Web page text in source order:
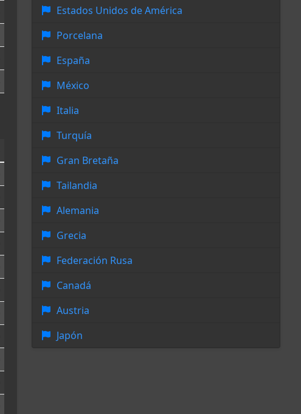
Estados Unidos de América
Porcelana
España
México
Italia
Turquía
Gran Bretaña
Tailandia
Alemania
Grecia
Federación Rusa
Canadá
Austria
Japón